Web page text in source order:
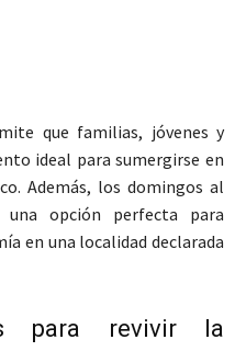
que familias, jóvenes y
ideal para sumergirse en
Además, los domingos al
opción perfecta para
en una localidad declarada
para revivir la